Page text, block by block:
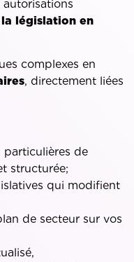
autorisations
législation en
complexes en
, directement liées
particulières de
structurée;
qui modifient
de secteur sur vos